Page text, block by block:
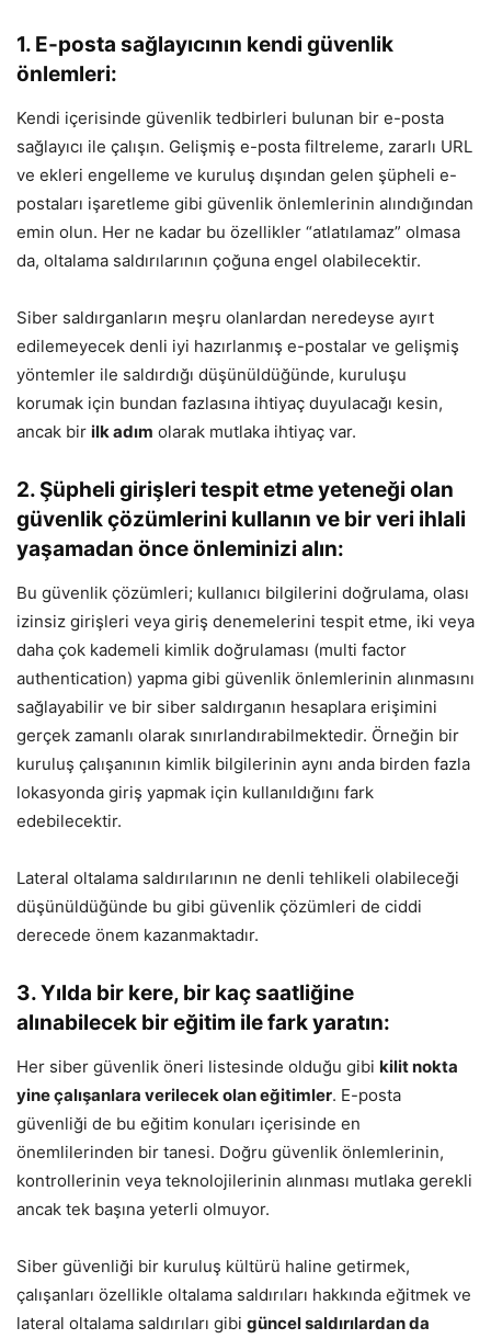
1. E-posta sağlayıcının kendi güvenlik
önlemleri:
Kendi içerisinde güvenlik tedbirleri bulunan bir e-posta
sağlayıcı ile çalışın. Gelişmiş e-posta filtreleme, zararlı URL
ve ekleri engelleme ve kuruluş dışından gelen şüpheli e-
postaları işaretleme gibi güvenlik önlemlerinin alındığından
emin olun. Her ne kadar bu özellikler “atlatılamaz” olmasa
da, oltalama saldırılarının çoğuna engel olabilecektir.
Siber saldırganların meşru olanlardan neredeyse ayırt
edilemeyecek denli iyi hazırlanmış e-postalar ve gelişmiş
yöntemler ile saldırdığı düşünüldüğünde, kuruluşu
korumak için bundan fazlasına ihtiyaç duyulacağı kesin,
ancak bir ilk adım olarak mutlaka ihtiyaç var.
2. Şüpheli girişleri tespit etme yeteneği olan
güvenlik çözümlerini kullanın ve bir veri ihlali
yaşamadan önce önleminizi alın:
Bu güvenlik çözümleri; kullanıcı bilgilerini doğrulama, olası
izinsiz girişleri veya giriş denemelerini tespit etme, iki veya
daha çok kademeli kimlik doğrulaması (multi factor
authentication) yapma gibi güvenlik önlemlerinin alınmasını
sağlayabilir ve bir siber saldırganın hesaplara erişimini
gerçek zamanlı olarak sınırlandırabilmektedir. Örneğin bir
kuruluş çalışanının kimlik bilgilerinin aynı anda birden fazla
lokasyonda giriş yapmak için kullanıldığını fark
edebilecektir.
Lateral oltalama saldırılarının ne denli tehlikeli olabileceği
düşünüldüğünde bu gibi güvenlik çözümleri de ciddi
derecede önem kazanmaktadır.
3. Yılda bir kere, bir kaç saatliğine
alınabilecek bir eğitim ile fark yaratın:
Her siber güvenlik öneri listesinde olduğu gibi kilit nokta
yine çalışanlara verilecek olan eğitimler. E-posta
güvenliği de bu eğitim konuları içerisinde en
önemlilerinden bir tanesi. Doğru güvenlik önlemlerinin,
kontrollerinin veya teknolojilerinin alınması mutlaka gerekli
ancak tek başına yeterli olmuyor.
Siber güvenliği bir kuruluş kültürü haline getirmek,
çalışanları özellikle oltalama saldırıları hakkında eğitmek ve
lateral oltalama saldırıları gibi güncel saldırılardan da